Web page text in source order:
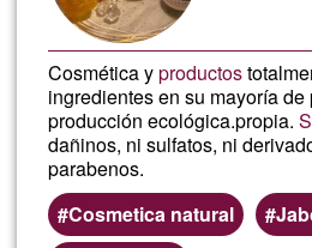
Cosmética yproductos
ingredientes en su mayoría de
producción ecológica.propia.
dañinos, ni sulfatos, ni
parabenos.
Cosmetica natural